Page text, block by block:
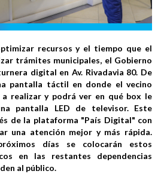
recursos y el tiempo que el
trámites municipales, el Gobierno
digital en Av. Rivadavia 80. De
pantalla táctil en donde el vecino
realizar y podrá ver en qué box le
pantalla LED de televisor. Este
de la plataforma "País Digital" con
una atención mejor y más rápida.
días se colocarán estos
en las restantes dependencias
al público.